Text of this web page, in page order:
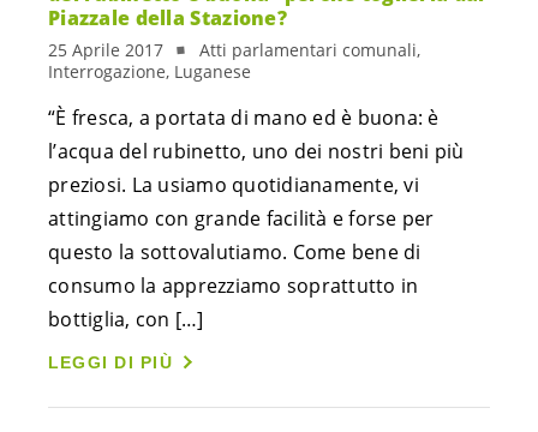
Piazzale della Stazione?
25 Aprile 2017
Atti parlamentari comunali,
Interrogazione, Luganese
“È fresca, a portata di mano ed è buona: è
l’acqua del rubinetto, uno dei nostri beni più
preziosi. La usiamo quotidianamente, vi
attingiamo con grande facilità e forse per
questo la sottovalutiamo. Come bene di
consumo la apprezziamo soprattutto in
bottiglia, con […]
LEGGI DI PIÙ